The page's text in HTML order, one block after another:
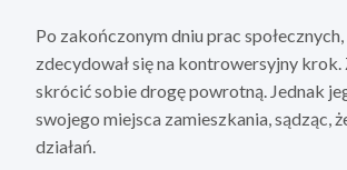
Po zakończonym dniu prac
zdecydował się na kontrowersyjny
skrócić sobie drogę powrotną. Jednak
swojego miejsca zamieszkania, sądząc,
działań.